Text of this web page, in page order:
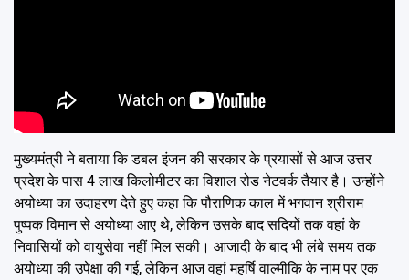
मुख्यमंत्री ने बताया कि डबल इंजन की सरकार के प्रयासों से आज उत्तर
प्रदेश के पास 4 लाख किलोमीटर का विशाल रोड नेटवर्क तैयार है। उन्होंने
अयोध्या का उदाहरण देते हुए कहा कि पौराणिक काल में भगवान श्रीराम
पुष्पक विमान से अयोध्या आए थे, लेकिन उसके बाद सदियों तक वहां के
निवासियों को वायुसेवा नहीं मिल सकी। आजादी के बाद भी लंबे समय तक
अयोध्या की उपेक्षा की गई, लेकिन आज वहां महर्षि वाल्मीकि के नाम पर एक